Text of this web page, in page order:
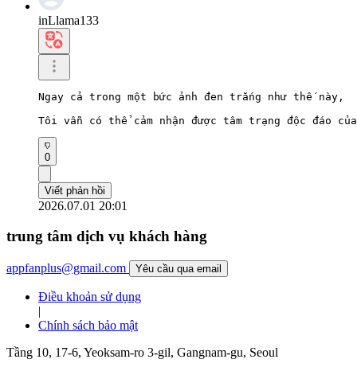
inLlama133
Ngay cả trong một bức ảnh đen trắng như thế này,
Tôi vẫn có thể cảm nhận được tâm trạng độc đáo
0
Viết phản hồi
2026.07.01 20:01
trung tâm dịch vụ khách hàng
appfanplus@gmail.com Yêu cầu qua email
Điều khoản sử dụng
|
Chính sách bảo mật
Tầng 10, 17-6, Yeoksam-ro 3-gil, Gangnam-gu, Seoul